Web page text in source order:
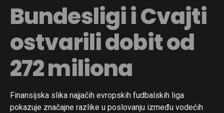
Bundesligi i Cvajti
ostvarili dobit od
272 miliona
Finansijska slika najjačih evropskih fudbalskih liga
pokazuje značajne razlike u poslovanju između vodećih